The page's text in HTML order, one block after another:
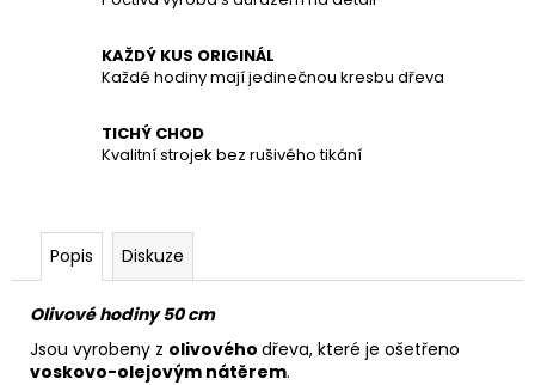
KAŽDÝ KUS ORIGINÁL
Každé hodiny mají jedinečnou kresbu dřeva
TICHÝ CHOD
Kvalitní strojek bez rušivého tikání
Popis Diskuze
Olivové hodiny 50 cm
Jsou vyrobeny z olivového dřeva, které je ošetřeno
voskovo-olejovým nátěrem.